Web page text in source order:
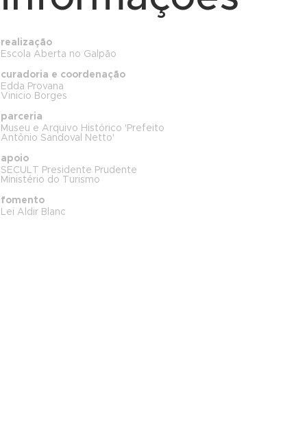
realização
Escola Aberta no Galpão
curadoria e coordenação
Edda Provana
Vinicio Borges
parceria
Museu e Arquivo Histórico 'Prefeito
Antônio Sandoval Netto'
apoio
SECULT Presidente Prudente
Ministério do Turismo
fomento
Lei Aldir Blanc